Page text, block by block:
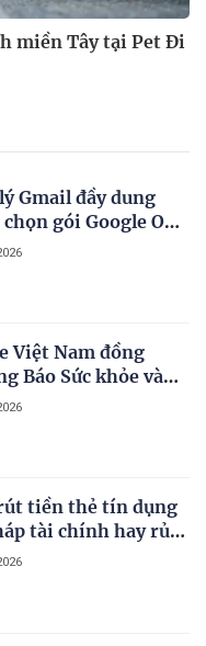
miền Tây tại Pet Đi
Gmail đầy dung
gói Google One
Việt Nam đồng
Báo Sức khỏe và
chức Cuộc thi
mìnhtiền thẻ tín dụng
tài chính hay rủi